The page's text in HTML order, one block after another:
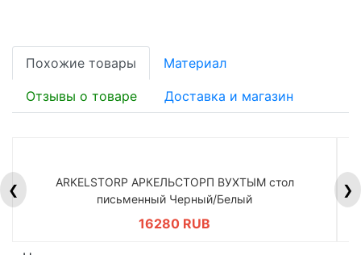
Похожие товары Материал
Отзывы о товаре Доставка и магазин
❮
ARKELSTORP АРКЕЛЬСТОРП ВУХТЫМ стол
письменный Черный/Белый
16280 RUB
❯